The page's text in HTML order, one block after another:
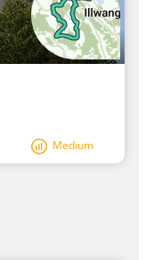
Medium